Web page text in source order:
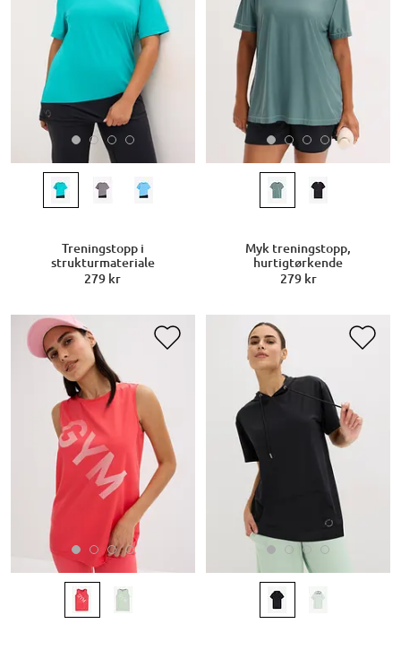
Treningstopp i
strukturmateriale
279 kr
Myk treningstopp,
hurtigtørkende
279 kr